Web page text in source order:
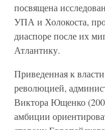
посвящена
УПА и Холокоста,
диаспоре после их
Атлантику.
Приведенная к
революцией,
Виктора Ющенко
амбиции